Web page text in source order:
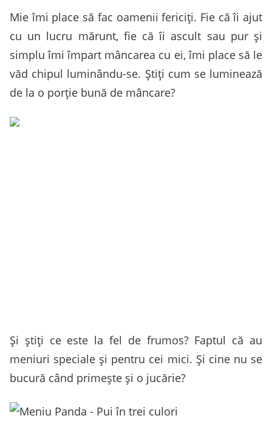
Mie îmi place să fac oamenii fericiţi. Fie că îi ajut
cu un lucru mărunt, fie că îi ascult sau pur şi
simplu îmi împart mâncarea cu ei, îmi place să le
văd chipul luminându-se. Ştiţi cum se luminează
de la o porţie bună de mâncare?
Şi ştiţi ce este la fel de frumos? Faptul că au
meniuri speciale şi pentru cei mici. Şi cine nu se
bucură când primeşte şi o jucărie?